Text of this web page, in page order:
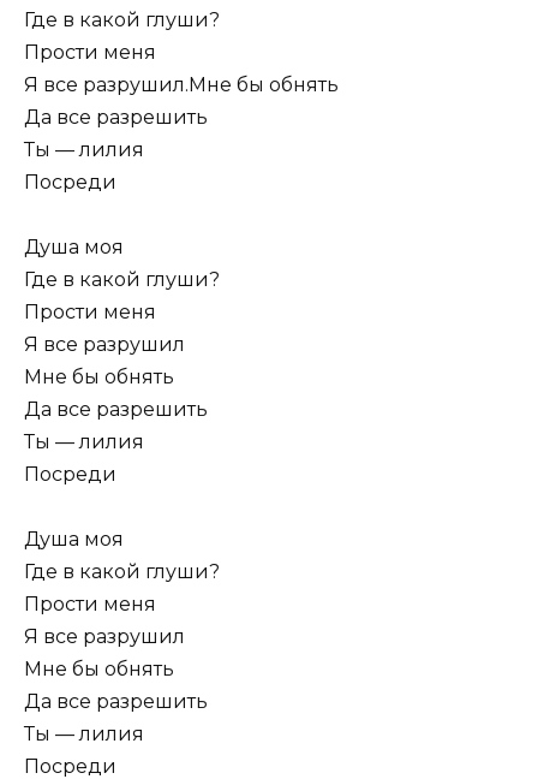
Где в какой глуши?
Прости меня
Я все разрушил.Мне бы обнять
Да все разрешить
Ты — лилия
Посреди
Душа моя
Где в какой глуши?
Прости меня
Я все разрушил
Мне бы обнять
Да все разрешить
Ты — лилия
Посреди
Душа моя
Где в какой глуши?
Прости меня
Я все разрушил
Мне бы обнять
Да все разрешить
Ты — лилия
Посреди